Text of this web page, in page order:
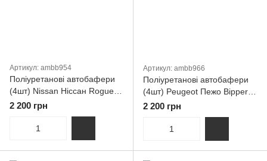
Артикул: ambb954
Поліуретанові автобафери
(4шт) Nissan Ніссан Rogue
Рог Рогуе
2 200 грн
Артикул: ambb966
Поліуретанові автобафери
(4шт) Peugeot Пежо Bipper
Біпер
2 200 грн